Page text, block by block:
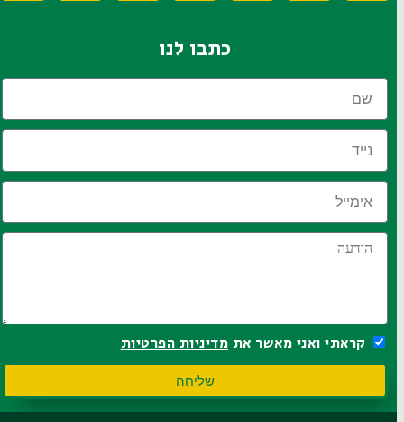
כתבו לנו
קראתי ואני מאשר אתמדיניות הפרטיות
שליחה